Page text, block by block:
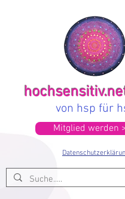
von hsp für
Mitglied werden